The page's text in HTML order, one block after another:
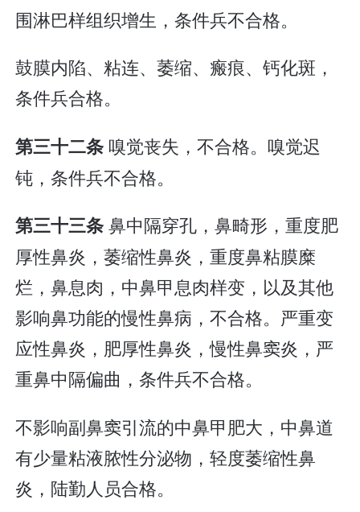
围淋巴样组织增生，条件兵不合格。
鼓膜内陷、粘连、萎缩、瘢痕、钙化斑，
条件兵合格。
第三十二条 嗅觉丧失，不合格。嗅觉迟
钝，条件兵不合格。
第三十三条鼻中隔穿孔，鼻畸形，重度肥
厚性鼻炎，萎缩性鼻炎，重度鼻粘膜糜
烂，鼻息肉，中鼻甲息肉样变，以及其他
影响鼻功能的慢性鼻病，不合格。严重变
应性鼻炎，肥厚性鼻炎，慢性鼻窦炎，严
重鼻中隔偏曲，条件兵不合格。
不影响副鼻窦引流的中鼻甲肥大，中鼻道
有少量粘液脓性分泌物，轻度萎缩性鼻
炎，陆勤人员合格。